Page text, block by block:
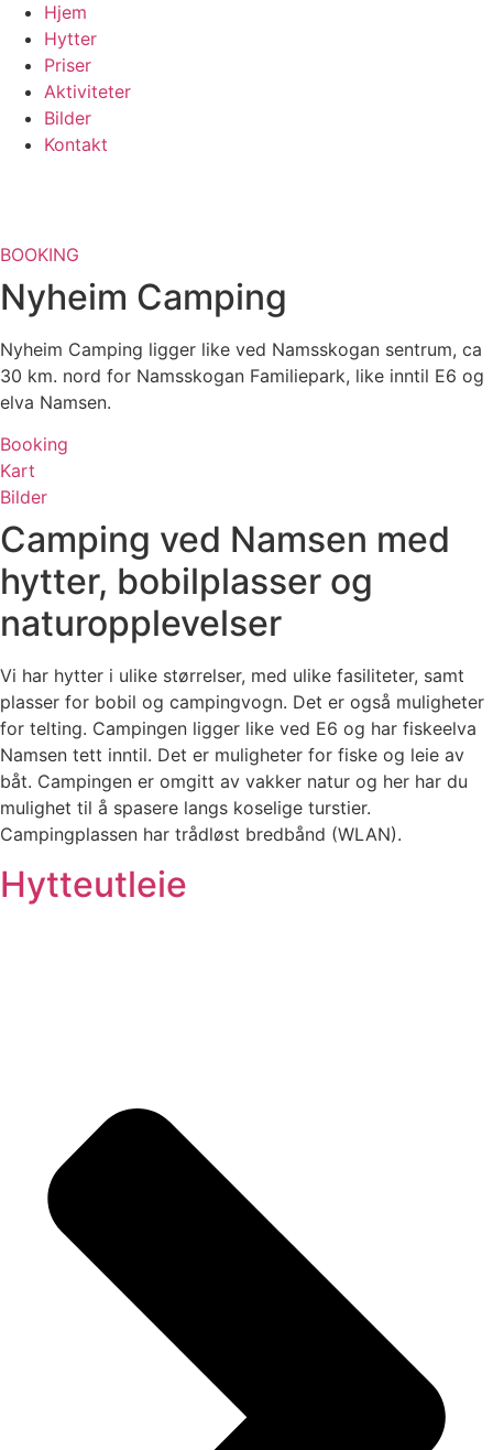
Hjem
Hytter
Priser
Aktiviteter
Bilder
Kontakt
BOOKING
Nyheim Camping
Nyheim Camping ligger like ved Namsskogan sentrum, ca
30 km. nord for Namsskogan Familiepark, like inntil E6 og
elva Namsen.
Booking
Kart
Bilder
Camping ved Namsen med
hytter, bobilplasser og
naturopplevelser
Vi har hytter i ulike størrelser, med ulike fasiliteter, samt
plasser for bobil og campingvogn. Det er også muligheter
for telting. Campingen ligger like ved E6 og har fiskeelva
Namsen tett inntil. Det er muligheter for fiske og leie av
båt. Campingen er omgitt av vakker natur og her har du
mulighet til å spasere langs koselige turstier.
Campingplassen har trådløst bredbånd (WLAN).
Hytteutleie